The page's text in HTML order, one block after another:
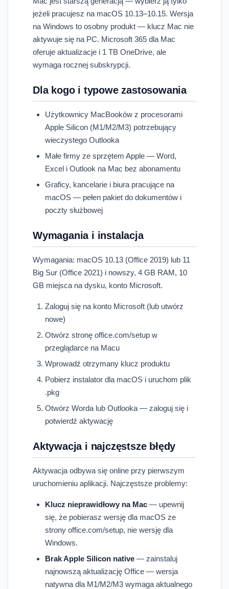
jeżeli pracujesz na macOS 10.13–10.15. Wersja
na Windows to osobny produkt — klucz Mac nie
aktywuje się na PC. Microsoft 365 dla Mac
oferuje aktualizacje i 1 TB OneDrive, ale
wymaga rocznej subskrypcji.
Dla kogo i typowe zastosowania
Użytkownicy MacBooków z procesorami
Apple Silicon (M1/M2/M3) potrzebujący
wieczystego Outlooka
Małe firmy ze sprzętem Apple — Word,
Excel i Outlook na Mac bez abonamentu
Graficy, kancelarie i biura pracujące na
macOS — pełen pakiet do dokumentów i
poczty służbowej
Wymagania i instalacja
Wymagania: macOS 10.13 (Office 2019) lub 11
Big Sur (Office 2021) i nowszy, 4 GB RAM, 10
GB miejsca na dysku, konto Microsoft.
Zaloguj się na konto Microsoft (lub utwórz
nowe)
Otwórz stronę office.com/setup w
przeglądarce na Macu
Wprowadź otrzymany klucz produktu
Pobierz instalator dla macOS i uruchom plik
.pkg
Otwórz Worda lub Outlooka — zaloguj się i
potwierdź aktywację
Aktywacja i najczęstsze błędy
Aktywacja odbywa się online przy pierwszym
uruchomieniu aplikacji. Najczęstsze problemy:
Klucz nieprawidłowy na Mac — upewnij
się, że pobierasz wersję dla macOS ze
strony office.com/setup, nie wersję dla
Windows.
Brak Apple Silicon native — zainstaluj
najnowszą aktualizację Office — wersja
natywna dla M1/M2/M3 wymaga aktualnego